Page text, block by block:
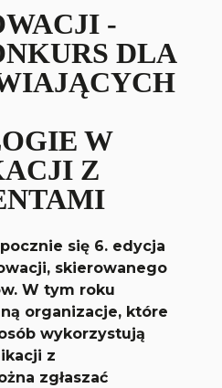
-
DLA
W
Z
się 6. edycja
skierowanego
W tym roku
organizacje, które
wykorzystują
z
zgłaszać